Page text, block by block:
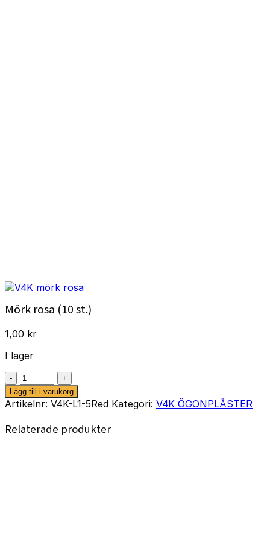
Mörk rosa (10 st.)
1,00 kr
I lager
Mörk
rosa
(10
mängd
Lägg till i varukorg
Artikelnr: V4K-L1-5Red Kategori: V4K ÖGONPLÅSTER
Relaterade produkter